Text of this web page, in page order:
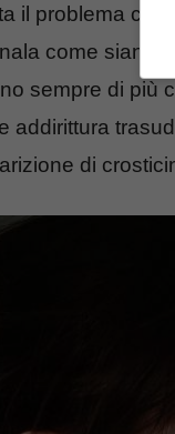
il problema ci
come siano
sempre di più
addirittura
di